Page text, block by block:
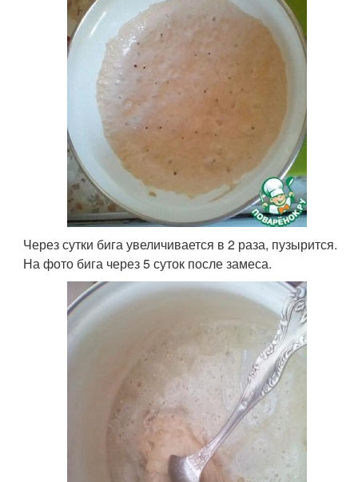
Через сутки бига увеличивается в 2 раза, пузырится.
На фото бига через 5 суток после замеса.